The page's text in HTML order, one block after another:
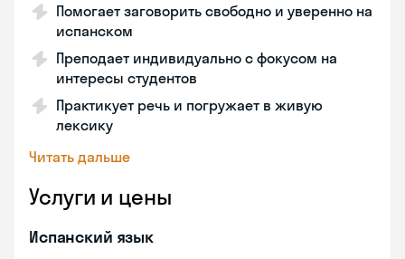
Помогает заговорить свободно и уверенно на
испанском
Преподает индивидуально с фокусом на
интересы студентов
Практикует речь и погружает в живую
лексику
Читать дальше
Услуги и цены
Испанский язык